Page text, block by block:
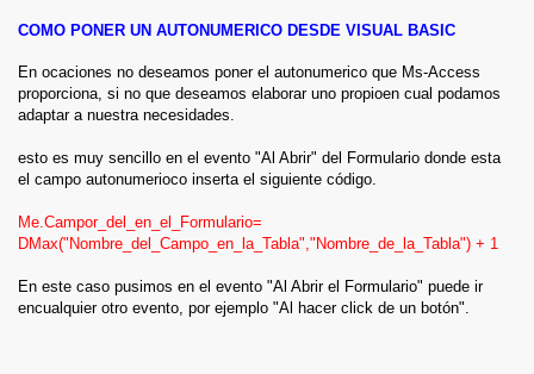
COMO PONER UN AUTONUMERICO DESDE VISUAL BASIC
En ocaciones no deseamos poner el autonumerico que Ms-Access
proporciona, si no que deseamos elaborar uno propioen cual podamos
adaptar a nuestra necesidades.
esto es muy sencillo en el evento "Al Abrir" del Formulario donde esta
el campo autonumerioco inserta el siguiente código.
Me.Campor_del_en_el_Formulario=
DMax("Nombre_del_Campo_en_la_Tabla","Nombre_de_la_Tabla") + 1
En este caso pusimos en el evento "Al Abrir el Formulario" puede ir
encualquier otro evento, por ejemplo "Al hacer click de un botón".
DoCmd.GoToRecord , clientes, acGoTo, a
Else MsgBox "Ponga la cuenta a buscar", vbInformation,
"Nombre Negocio"
End If
Ahora bien con este código buscamos el registro anterior en
donde la cuenta de la tabla sea igual al valor que se encuantra
en el campo buscar del formulario
Para esto, le insertamos otro botón al formulario y le ponemos
Anterior, en el evento al hacer click de dicho botón le pegamos
el siguiente código
DoCmd.SearchForRecord acDataTable, "clientes", acPrevious,